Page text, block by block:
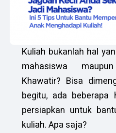
Kuliah bukanlah hal
mahasiswa
Khawatir? Bisa
begitu, ada
persiapkan untuk
kuliah. Apa saja?